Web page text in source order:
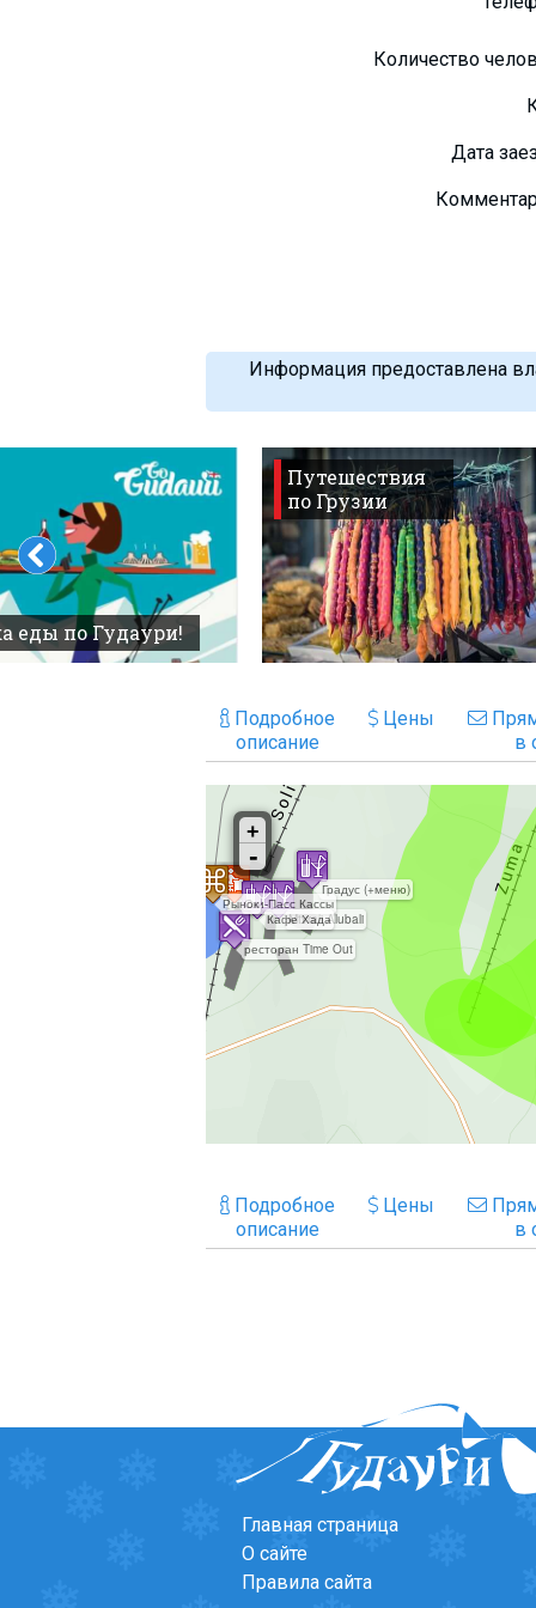
Количество
Дата
Информация предоставлена
еды по Гудаури!
Путешествия
по Грузии
Подробное
описание
Цены
в
Подробное
описание
Цены
в
Главная страница
О сайте
Правила сайта